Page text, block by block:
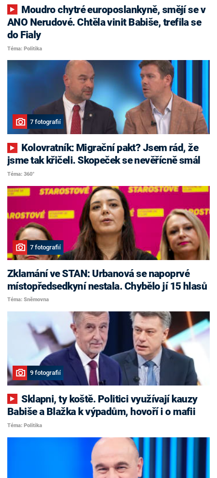
ANO Nerudové. Chtěla vinit Babiše, trefila se
do Fialy
Téma: Politika
7 fotografií
jsme tak křičeli. Skopeček se nevěřícně smál
Téma: 360°
7 fotografií
Zklamání ve STAN: Urbanová se napoprvé
místopředsedkyní nestala. Chybělo jí 15 hlasů
Téma: Sněmovna
9 fotografií
Sklapni, ty koště. Politici využívají kauzy
Babiše a Blažka k výpadům, hovoří i o mafii
Téma: Politika